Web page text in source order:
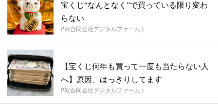
宝くじ“なんとなく”で買っている限り変わ
らない
PR(合同会社デジタルファーム )
【宝くじ何年も買って一度も当たらない人
へ】原因、はっきりしてます
PR(合同会社デジタルファーム )